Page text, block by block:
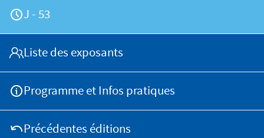
Nos services
Salon des Maires
J - 53
Liste des exposants
Programme et Infos pratiques
Précédentes éditions